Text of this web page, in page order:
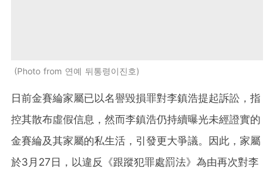
Photo from 연예 뒤통령이진호
日前金賽綸家屬已以名譽毀損罪對李鎮浩提起訴訟，指
控其散布虛假信息，然而李鎮浩仍持續曝光未經證實的
金賽綸及其家屬的私生活，引發更大爭議。因此，家屬
於3月27日，以違反《跟蹤犯罪處罰法》為由再次對李